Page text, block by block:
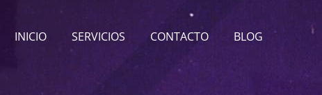
INICIO SERVICIOS CONTACTO BLOG